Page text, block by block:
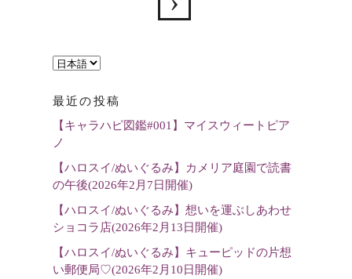
言
を
選
最近の投稿
【キャラハピ図鑑#001】マイスウィートピア
ノ
【ハロスイ/ぬいぐるみ】カメリア庭園で読書
の午後(2026年2月7日開催)
【ハロスイ/ぬいぐるみ】想いを運ぶしあわせ
ショコラ店(2026年2月13日開催)
【ハロスイ/ぬいぐるみ】キューピッドの片想
い郵便局♡(2026年2月10日開催)